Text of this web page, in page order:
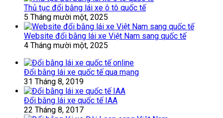
Thủ tục đổi bằng lái xe ô tô quốc tế
5 Tháng mười một, 2025
Website đổi bằng lái xe Việt Nam sang quốc tế
4 Tháng mười một, 2025
Đổi bằng lái xe quốc tế qua mạng
31 Tháng 8, 2019
Đổi bằng lái xe quốc tế IAA
22 Tháng 8, 2017